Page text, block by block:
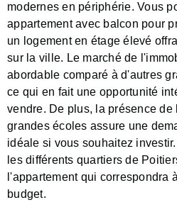
modernes en périphérie. Vous
appartement avec balcon pour
un logement en étage élevé
sur la ville. Le marché de
abordable comparé à d'autres
ce qui en fait une opportunité
vendre. De plus, la présence de
grandes écoles assure une
idéale si vous souhaitez
les différents quartiers de
l'appartement qui correspondra
budget.